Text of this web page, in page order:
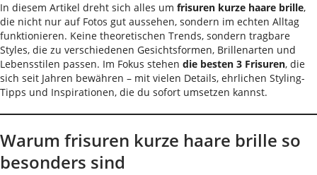
In diesem Artikel dreht sich alles um frisuren kurze haare brille,
die nicht nur auf Fotos gut aussehen, sondern im echten Alltag
funktionieren. Keine theoretischen Trends, sondern tragbare
Styles, die zu verschiedenen Gesichtsformen, Brillenarten und
Lebensstilen passen. Im Fokus stehen die besten 3 Frisuren, die
sich seit Jahren bewähren – mit vielen Details, ehrlichen Styling-
Tipps und Inspirationen, die du sofort umsetzen kannst.
Warum frisuren kurze haare brille so
besonders sind